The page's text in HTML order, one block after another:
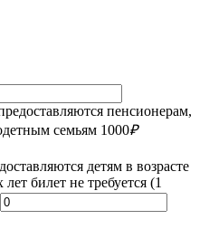
пенсионерам,
семьям 1000₽
детям в возрасте
билет не требуется (1